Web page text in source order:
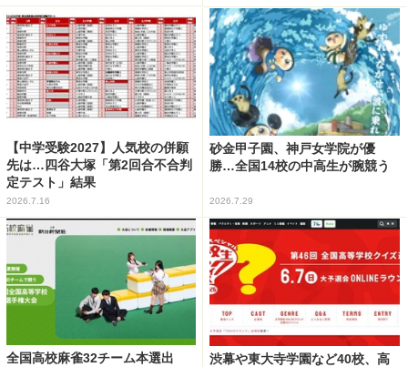
【中学受験2027】人気校の併願
先は…四谷大塚「第2回合不合判
定テスト」結果
2026.7.16
砂金甲子園、神戸女学院が優
勝…全国14校の中高生が腕競う
2026.7.29
全国高校麻雀32チーム本選出
渋幕や東大寺学園など40校、高